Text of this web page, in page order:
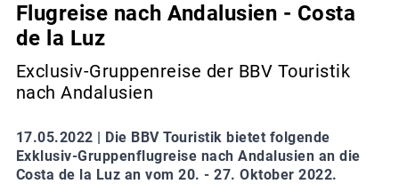
Flugreise nach Andalusien - Costa
de la Luz
Exclusiv-Gruppenreise der BBV Touristik
nach Andalusien
17.05.2022 | Die BBV Touristik bietet folgende
Exklusiv-Gruppenflugreise nach Andalusien an die
Costa de la Luz an vom 20. - 27. Oktober 2022.